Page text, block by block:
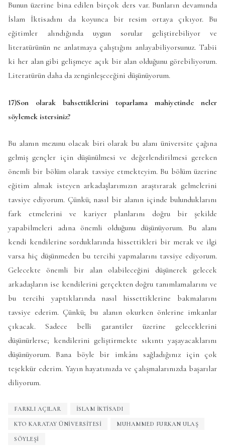
Bunun üzerine bina edilen birçok ders var. Bunların devamında
İslam İktisadını da koyunca bir resim ortaya çıkıyor. Bu
eğitimler alındığında uygun sorular geliştirebiliyor ve
literatürünün ne anlatmaya çalıştığını anlayabiliyorsunuz. Tabii
ki her alan gibi gelişmeye açık bir alan olduğunu görebiliyorum.
Literatürün daha da zenginleşeceğini düşünüyorum.
17)Son olarak bahsettiklerini toparlama mahiyetinde neler
söylemek istersiniz?
Bu alanın mezunu olacak biri olarak bu alanı üniversite çağına
gelmiş gençler için düşünülmesi ve değerlendirilmesi gereken
önemli bir bölüm olarak tavsiye etmekteyim. Bu bölüm üzerine
eğitim almak isteyen arkadaşlarımızın araştırarak gelmelerini
tavsiye ediyorum. Çünkü; nasıl bir alanın içinde bulunduklarını
fark etmelerini ve kariyer planlarını doğru bir şekilde
yapabilmeleri adına önemli olduğunu düşünüyorum. Bu alanı
kendi kendilerine sorduklarında hissettikleri bir merak ve ilgi
varsa hiç düşünmeden bu tercihi yapmalarını tavsiye ediyorum.
Gelecekte önemli bir alan olabileceğini düşünerek gelecek
arkadaşların ise kendilerini gerçekten doğru tanımlamalarını ve
bu tercihi yaptıklarında nasıl hissettiklerine bakmalarını
tavsiye ederim. Çünkü; bu alanın okurken önlerine imkanlar
çıkacak. Sadece belli garantiler üzerine geleceklerini
düşünürlerse; kendilerini geliştirmekte sıkıntı yaşayacaklarını
düşünüyorum. Bana böyle bir imkânı sağladığınız için çok
teşekkür ederim. Yayın hayatınızda ve çalışmalarınızda başarılar
diliyorum.
FARKLI AÇILAR ISLAM IKTISADI
KTO KARATAY ÜNIVERSITESI MUHAMMED FURKAN ULAŞ
SÖYLEŞI